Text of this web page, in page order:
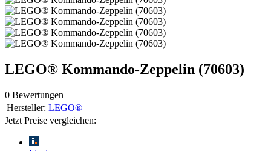
LEGO® Kommando-Zeppelin (70603)
0 Bewertungen
Hersteller: LEGO®
Jetzt Preise vergleichen: